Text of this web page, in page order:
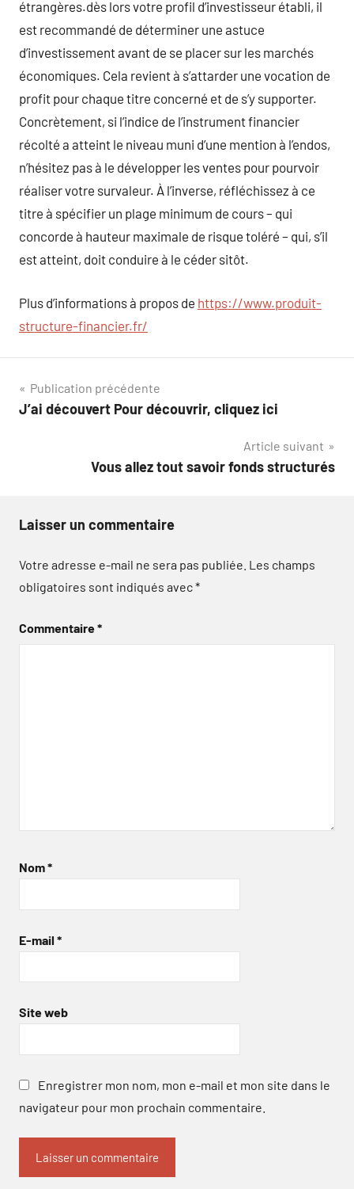
étrangères.dès lors votre profil d’investisseur établi, il
est recommandé de déterminer une astuce
d’investissement avant de se placer sur les marchés
économiques. Cela revient à s’attarder une vocation de
profit pour chaque titre concerné et de s’y supporter.
Concrètement, si l’indice de l’instrument financier
récolté a atteint le niveau muni d’une mention à l’endos,
n’hésitez pas à le développer les ventes pour pourvoir
réaliser votre survaleur. À l’inverse, réfléchissez à ce
titre à spécifier un plage minimum de cours – qui
concorde à hauteur maximale de risque toléré – qui, s’il
est atteint, doit conduire à le céder sitôt.
Plus d’informations à propos de https://www.produit-
structure-financier.fr/
Navigation
de
Publication précédente
J’ai découvert Pour découvrir, cliquez ici
Article suivant
Vous allez tout savoir fonds structurés
Laisser un commentaire
Votre adresse e-mail ne sera pas publiée. Les champs
obligatoires sont indiqués avec*
Commentaire*
Nom*
E-mail *
Site web
Enregistrer mon nom, mon e-mail et mon site dans le
navigateur pour mon prochain commentaire.